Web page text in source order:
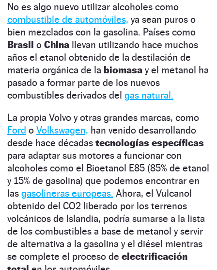
No es algo nuevo utilizar alcoholes como
combustible de automóviles, ya sean puros o
bien mezclados con la gasolina. Países como
Brasil o China llevan utilizando hace muchos
años el etanol obtenido de la destilación de
materia orgánica de la biomasa y el metanol ha
pasado a formar parte de los nuevos
combustibles derivados del gas natural.
La propia Volvo y otras grandes marcas, como
Ford o Volkswagen, han venido desarrollando
desde hace décadas tecnologías específicas
para adaptar sus motores a funcionar con
alcoholes como el Bioetanol E85 (85% de etanol
y 15% de gasolina) que podemos encontrar en
las gasolineras europeas. Ahora, el Vulcanol
obtenido del CO2 liberado por los terrenos
volcánicos de Islandia, podría sumarse a la lista
de los combustibles a base de metanol y servir
de alternativa a la gasolina y el diésel mientras
se complete el proceso de electrificación